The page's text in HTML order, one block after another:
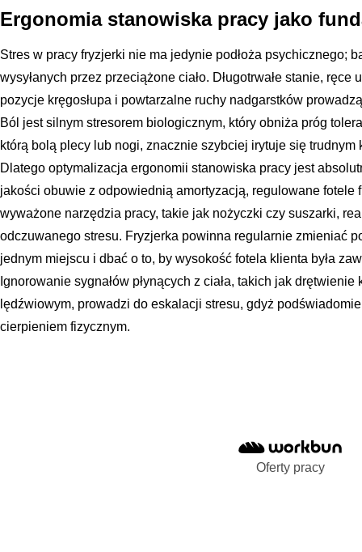
Ergonomia stanowiska pracy jako
Stres w pracy fryzjerki nie ma jedynie podłoża psychicznego;
wysyłanych przez przeciążone ciało. Długotrwałe stanie,
pozycje kręgosłupa i powtarzalne ruchy nadgarstków
Ból jest silnym stresorem biologicznym, który obniża próg
którą bolą plecy lub nogi, znacznie szybciej irytuje się
Dlatego optymalizacja ergonomii stanowiska pracy jest
jakości obuwie z odpowiednią amortyzacją, regulowane fotele
wyważone narzędzia pracy, takie jak nożyczki czy suszarki,
odczuwanego stresu. Fryzjerka powinna regularnie zmieniać
jednym miejscu i dbać o to, by wysokość fotela klienta była
Ignorowanie sygnałów płynących z ciała, takich jak
lędźwiowym, prowadzi do eskalacji stresu, gdyż
cierpieniem fizycznym.
Oferty pracy